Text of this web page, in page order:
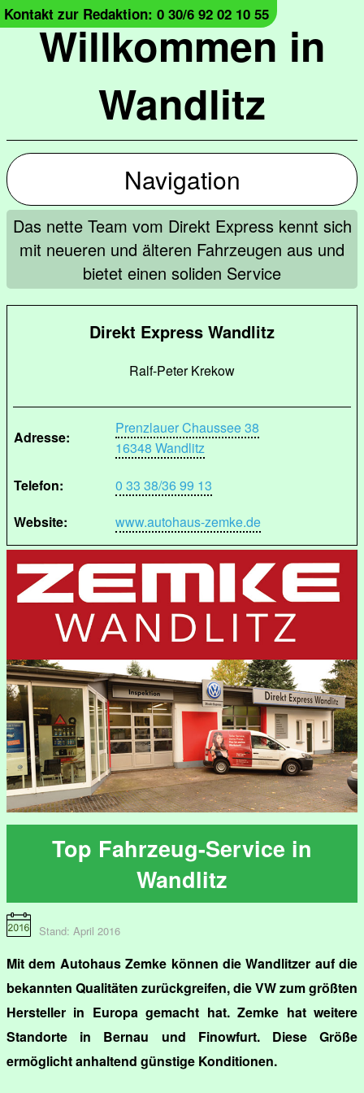
Willkommen in
Wandlitz
Kontakt zur Redaktion: 0 30/6 92 02 10 55
Navigation
Das nette Team vom Direkt Express kennt sich
mit neueren und älteren Fahrzeugen aus und
bietet einen soliden Service
Direkt Express Wandlitz
Ralf-Peter Krekow
Adresse:
Prenzlauer Chaussee 38
16348 Wandlitz
Telefon:
0 33 38/36 99 13
Website:
www.autohaus-zemke.de
Top Fahrzeug-Service in
Wandlitz
Stand: April 2016
Mit dem Autohaus Zemke können die Wandlitzer auf die
bekannten Qualitäten zurückgreifen, die VW zum größten
Hersteller in Europa gemacht hat. Zemke hat weitere
Standorte in Bernau und Finowfurt. Diese Größe
ermöglicht anhaltend günstige Konditionen.